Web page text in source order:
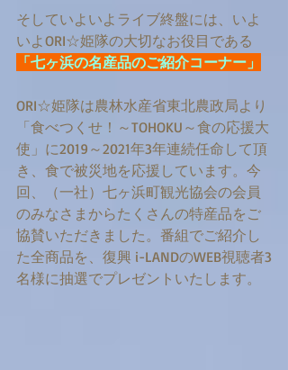
そしていよいよライブ終盤には、いよ
いよORI☆姫隊の大切なお役目である
「七ヶ浜の名産品のご紹介コーナー」
ORI☆姫隊は農林水産省東北農政局より
「食べつくせ！～TOHOKU～食の応援大
使」に2019～2021年3年連続任命して頂
き、食で被災地を応援しています。今
回、（一社）七ヶ浜町観光協会の会員
のみなさまからたくさんの特産品をご
協賛いただきました。番組でご紹介し
た全商品を、復興 i-LANDのWEB視聴者3
名様に抽選でプレゼントいたします。